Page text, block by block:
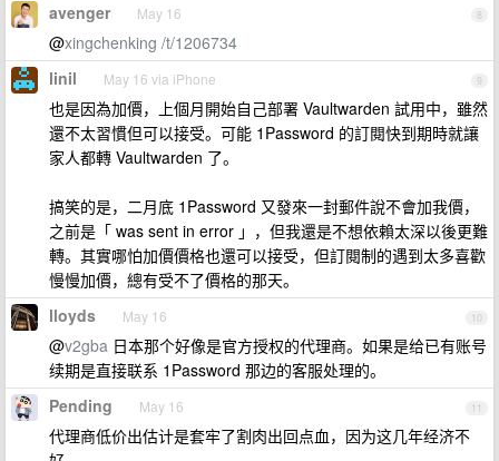
8
avenger May 16
@xingchenking /t/1206734
9
linil May 16 via iPhone
也是因為加價，上個月開始自己部署 Vaultwarden 試用中，雖然
還不太習慣但可以接受。可能 1Password 的訂閱快到期時就讓
家人都轉 Vaultwarden 了。
搞笑的是，二月底 1Password 又發來一封郵件說不會加我價，
之前是「 was sent in error 」，但我還是不想依賴太深以後更難
轉。其實哪怕加價價格也還可以接受，但訂閱制的遇到太多喜歡
慢慢加價，總有受不了價格的那天。
10
lloyds May 16
@v2gba 日本那个好像是官方授权的代理商。如果是给已有账号
续期是直接联系 1Password 那边的客服处理的。
11
Pending May 16
代理商低价出估计是套牢了割肉出回点血，因为这几年经济不